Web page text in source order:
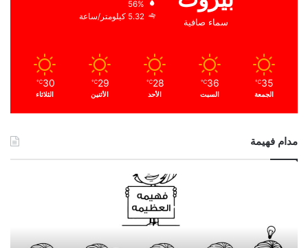
سماء صافية
56%
5.32 كيلومتر/ساعة
35
℃
الجمعة
36
℃
السبت
28
℃
الأحد
29
℃
الأثنين
30
℃
الثلاثاء
مدام فهيمة